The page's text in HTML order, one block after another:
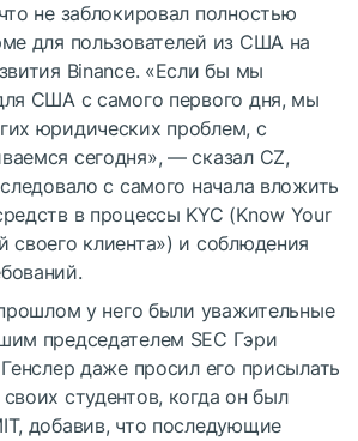
не заблокировал полностью
для пользователей из США на
Binance. «Если бы мы
США с самого первого дня, мы
юридических проблем, с
сегодня», — сказал CZ,
с самого начала вложить
в процессы KYC (Know Your
своего клиента») и соблюдения
у него были уважительные
председателем SEC Гэри
даже просил его присылать
студентов, когда он был
добавив, что последующие